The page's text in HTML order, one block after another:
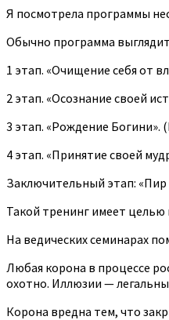
Я посмотрела программы
Обычно программа
1 этап. «Очищение себя от
2 этап. «Осознание своей
3 этап. «Рождение
4 этап. «Принятие своей
Заключительный этап: «Пир
Такой тренинг имеет
На ведических семинарах
Любая корона в процессе
охотно. Иллюзии —
Корона вредна тем, что